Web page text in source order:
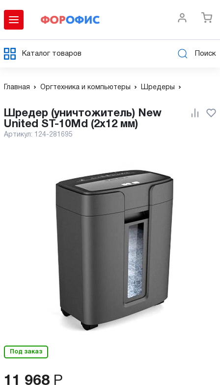
Каталог товаров Поиск
Главная Оргтехника и компьютеры Шредеры
Шредер (уничтожитель) New
United ST-10Md (2x12 мм)
Артикул: 124-281695
Под заказ
11 968 Р